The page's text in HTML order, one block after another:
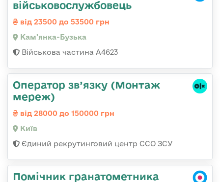
військовослужбовець
від 23500 до 53500 грн
Кам'янка-Бузька
Військова частина А4623
Оператор зв’язку (Монтаж
мереж)
від 28000 до 150000 грн
Київ
Єдиний рекрутинговий центр ССО ЗСУ
Помічник гранатометника